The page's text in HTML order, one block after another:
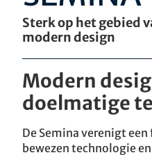
Sterk op het gebied
modern design
Modern
doelmatige
De Semina verenigt
bewezen technologie